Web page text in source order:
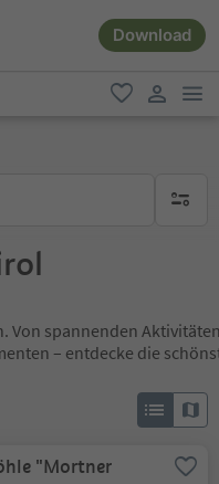
Download
favorit
keine
Von spannenden
– entdecke die
"Mortner